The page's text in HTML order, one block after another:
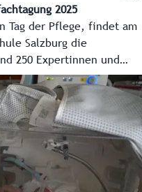
2025
Tag der Pflege, findet am
Salzburg die
250 Expertinnen und
nehmen unter dem
teil. Für die
markiert das jährliche
Informationswelle.